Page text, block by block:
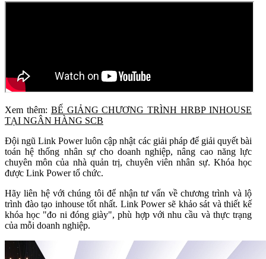
Xem thêm: BẾ GIẢNG CHƯƠNG TRÌNH HRBP INHOUSE
TẠI NGÂN HÀNG SCB
Đội ngũ Link Power luôn cập nhật các giải pháp để giải quyết bài
toán hệ thống nhân sự cho doanh nghiệp, nâng cao năng lực
chuyên môn của nhà quản trị, chuyên viên nhân sự. Khóa học
được Link Power tổ chức.
Hãy liên hệ với chúng tôi để nhận tư vấn về chương trình và lộ
trình đào tạo inhouse tốt nhất. Link Power sẽ khảo sát và thiết kế
khóa học "đo ni đóng giày", phù hợp với nhu cầu và thực trạng
của mỗi doanh nghiệp.